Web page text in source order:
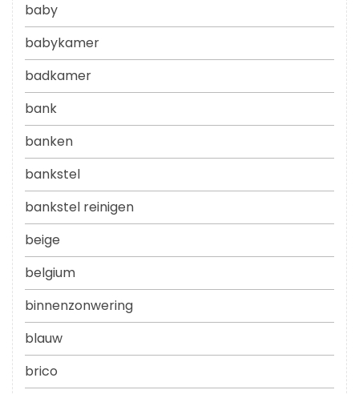
baby
babykamer
badkamer
bank
banken
bankstel
bankstel reinigen
beige
belgium
binnenzonwering
blauw
brico